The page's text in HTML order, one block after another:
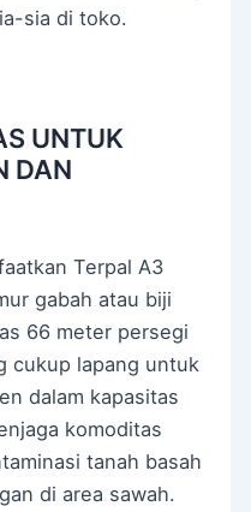
sia di toko.
UNTUK
DAN
Terpal A3
gabah atau biji
66 meter persegi
cukup lapang untuk
dalam kapasitas
komoditas
tanah basah
di area sawah.